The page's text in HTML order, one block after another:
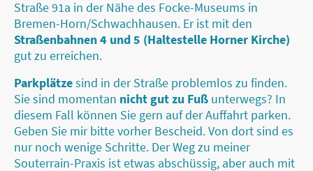
Straße 91a in der Nähe des Focke-Museums in
Bremen-Horn/Schwachhausen. Er ist mit den
Straßenbahnen 4 und 5 (Haltestelle Horner Kirche)
gut zu erreichen.
Parkplätzesind in der Straße problemlos zu finden.
Sie sind momentan nicht gut zu Fuß unterwegs? In
diesem Fall können Sie gern auf der Auffahrt parken.
Geben Sie mir bitte vorher Bescheid. Von dort sind es
nur noch wenige Schritte. Der Weg zu meiner
Souterrain-Praxis ist etwas abschüssig, aber auch mit